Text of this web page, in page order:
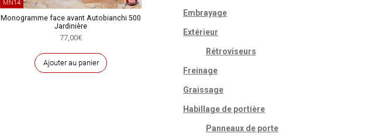
MN14
Monogramme face avant Autobianchi 500
Jardinière
77,00€
Ajouter au panier
Embrayage
Extérieur
Rétroviseurs
Freinage
Graissage
Habillage de portière
Panneaux de porte